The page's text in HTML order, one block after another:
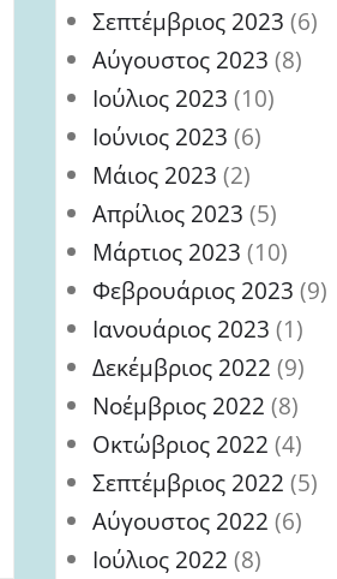
Σεπτέμβριος 2023 (6)
Αύγουστος 2023 (8)
Ιούλιος 2023 (10)
Ιούνιος 2023 (6)
Μάιος 2023 (2)
Απρίλιος 2023 (5)
Μάρτιος 2023 (10)
Φεβρουάριος 2023 (9)
Ιανουάριος 2023 (1)
Δεκέμβριος 2022 (9)
Νοέμβριος 2022 (8)
Οκτώβριος 2022 (4)
Σεπτέμβριος 2022 (5)
Αύγουστος 2022 (6)
Ιούλιος 2022 (8)